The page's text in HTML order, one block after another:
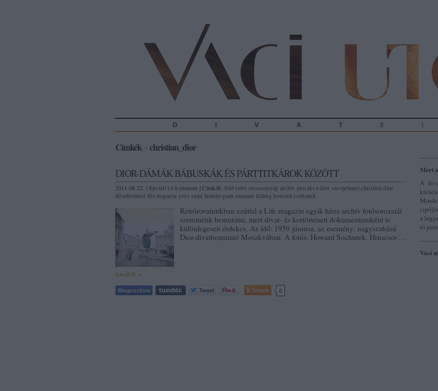
Mert
A
a
és
Váci
Címkék» christian_dior
DIOR-DÁMÁK BÁBUSKÁK ÉS PÁRTTITKÁROK KÖZÖTT
2011.08.22. | Epolett | 6 komment | Címkék: fotó retró oroszország archív moszkva dior szovjetunió christian dior
divattörténet life magazin yves saint laurent gum suzanne lulling howard sochurek
Retrórovatunkban ezúttal a Life magazin egyik híres archív fotósorozatát
szeretnénk bemutatni, mert divat- és kortörténeti dokumentumként is
különlegesen érdekes. Az idő: 1959 júniusa, az esemény: nagyszabású
Dior-divatbemutató Moszkvában. A fotós: Howard Sochurek. Hruscsov…
tovább »
Tetszik 0